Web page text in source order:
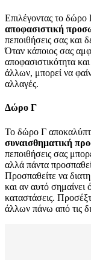
Επιλέγοντας το δώρο
αποφασιστική
πεποιθήσεις σας και
Όταν κάποιος σας
αποφασιστικότητα
άλλων, μπορεί να
αλλαγές.
Δώρο Γ
Το δώρο Γ
συναισθηματική
πεποιθήσεις σας
αλλά πάντα
Προσπαθείτε να
και αν αυτό σημαίνει
καταστάσεις.
άλλων πάνω από τις